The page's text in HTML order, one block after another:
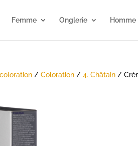
Femme Onglerie Homme
/Coloration /4. Châtain /